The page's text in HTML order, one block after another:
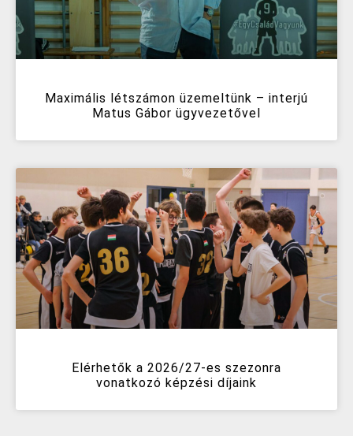
Maximális létszámon üzemeltünk – interjú
Matus Gábor ügyvezetővel
Elérhetők a 2026/27-es szezonra
vonatkozó képzési díjaink